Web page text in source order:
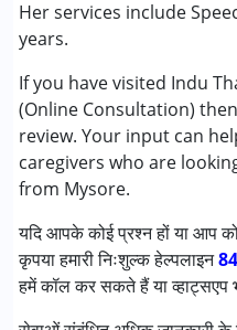
Her services include
years.
If you have visited Indu
(Online Consultation)
review. Your input can
caregivers who are
from Mysore.
यदि आपके कोई प्रश्न हों या आप
कृपया हमारी निःशुल्क हेल्पलाइन
हमें कॉल कर सकते हैं या
सेरब्रल पाल्सी (सी पी )
लर्निंग डिसेबिलिटीज़ (एलडी)
आयु वर्ग : 0 - 5 years ,6 - 12